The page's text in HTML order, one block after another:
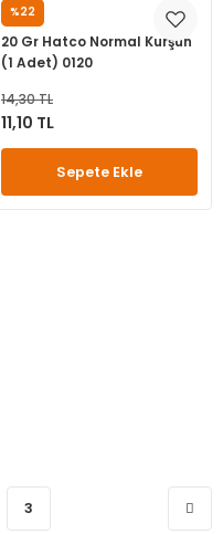
%22
HATCO
20 Gr Hatco Normal Kurşun
(1 Adet) 0120
14,30 TL
11,10 TL
Sepete Ekle
3